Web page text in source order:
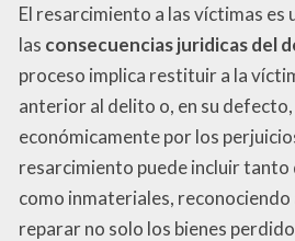
El resarcimiento a las víctimas es
las consecuencias juridicas del
proceso implica restituir a la
anterior al delito o, en su
económicamente por los
resarcimiento puede incluir tanto
como inmateriales,
reparar no solo los bienes